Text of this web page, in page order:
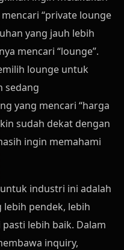
“private lounge
yang jauh lebih
mencari “lounge”.
lounge untuk
sedang
yang mencari “harga
sudah dekat dengan
ingin memahami
industri ini adalah
pendek, lebih
lebih baik. Dalam
inquiry,